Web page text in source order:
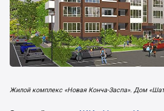
Жилой комплекс «Новая Конча-Заспа». Дом